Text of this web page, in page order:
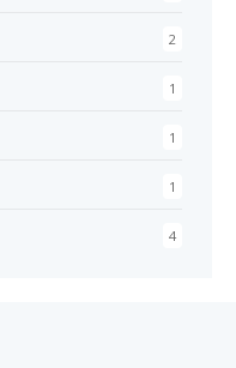
2
1
1
1
4